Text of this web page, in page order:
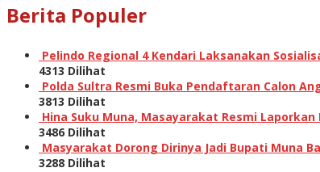
Berita Populer
Pelindo Regional 4 Kendari Laksanakan
4313 Dilihat
Polda Sultra Resmi Buka Pendaftaran Calon
3813 Dilihat
Hina Suku Muna, Masayarakat Resmi
3486 Dilihat
Masyarakat Dorong Dirinya Jadi Bupati Muna
3288 Dilihat